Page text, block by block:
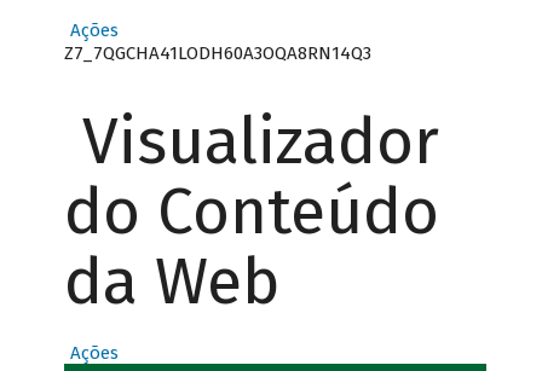
Ações
Z7_7QGCHA41LODH60A3OQA8RN14Q3
Visualizador
do Conteúdo
da Web
Ações